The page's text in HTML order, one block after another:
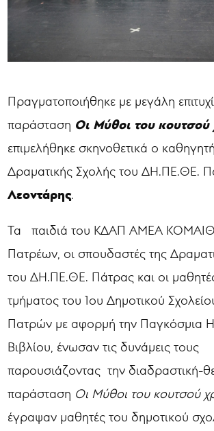
Πραγματοποιήθηκε με μεγάλη
παράσταση Οι Μύθοι του κουτσού
επιμελήθηκε σκηνοθετικά ο
Δραματικής Σχολής του ΔΗ.ΠΕ.ΘΕ.
Λεοντάρης.
Τα παιδιά του ΚΔΑΠ ΑΜΕΑ
Πατρέων, οι σπουδαστές της
του ΔΗ.ΠΕ.ΘΕ. Πάτρας και οι
τμήματος του 1ου Δημοτικού
Πατρών με αφορμή την Παγκόσμια
Βιβλίου, ένωσαν τις δυνάμεις τους
παρουσιάζοντας την διαδραστική-
παράσταση Οι Μύθοι του κουτσού
έγραψαν μαθητές του δημοτικού